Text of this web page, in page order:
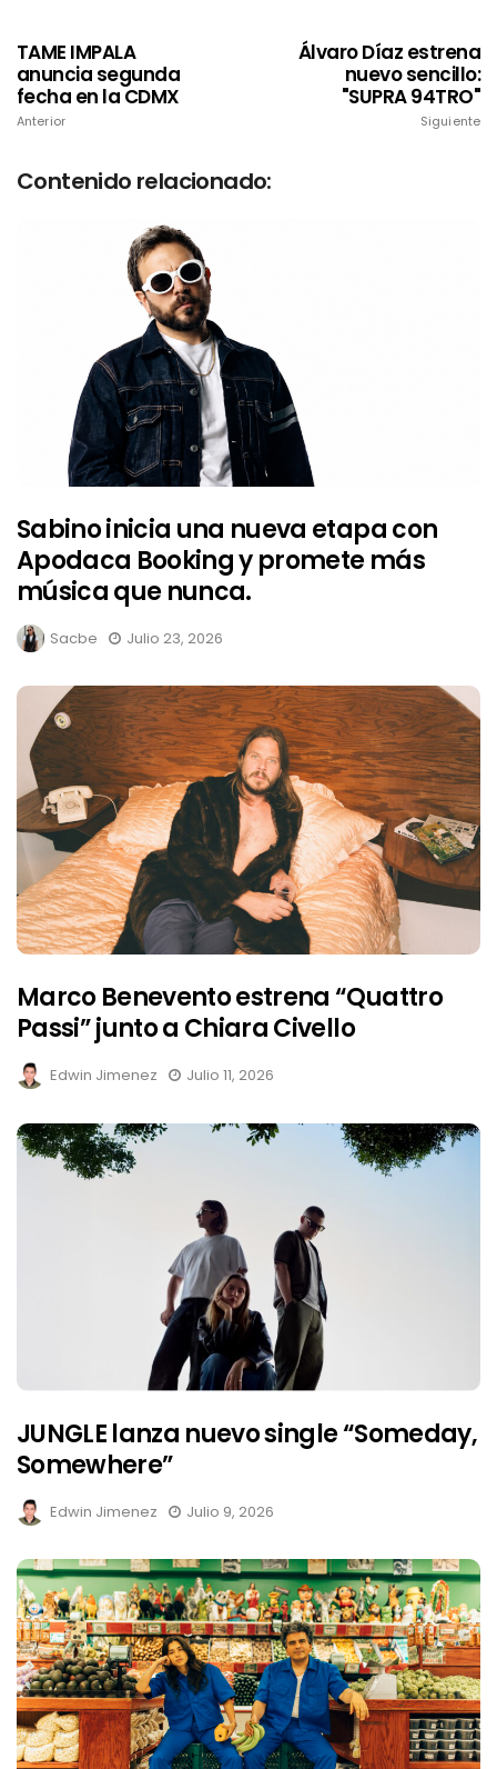
TAME IMPALA
anuncia segunda
fecha en la CDMX
Anterior
Álvaro Díaz estrena
nuevo sencillo:
"SUPRA 94TRO"
Siguiente
Contenido relacionado:
Sabino inicia una nueva etapa con
Apodaca Booking y promete más
música que nunca.
Sacbe Julio 23, 2026
Marco Benevento estrena “Quattro
Passi” junto a Chiara Civello
Edwin Jimenez Julio 11, 2026
JUNGLE lanza nuevo single “Someday,
Somewhere”
Edwin Jimenez Julio 9, 2026